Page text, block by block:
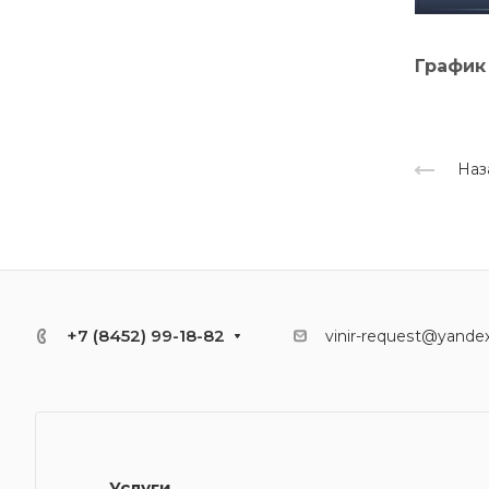
+7 (8452) 99-18-82 vinir-